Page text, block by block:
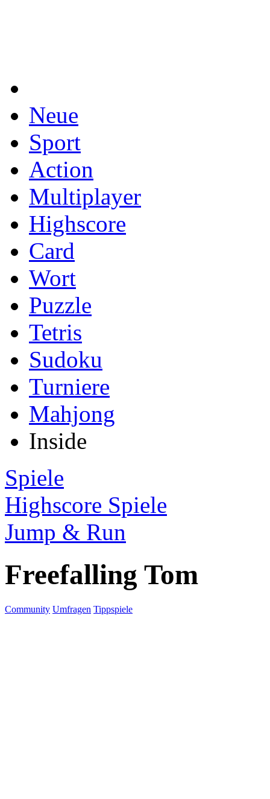
Neue
Sport
Action
Multiplayer
Highscore
Card
Wort
Puzzle
Tetris
Sudoku
Turniere
Mahjong
Inside
Spiele
Highscore Spiele
Jump & Run
Freefalling Tom
Community Umfragen Tippspiele